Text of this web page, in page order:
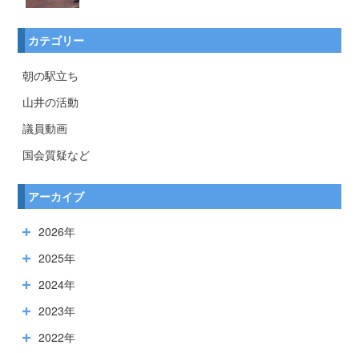
カテゴリー
朝の駅立ち
山井の活動
議員動画
国会質疑など
アーカイブ
2026年
2025年
2024年
2023年
2022年